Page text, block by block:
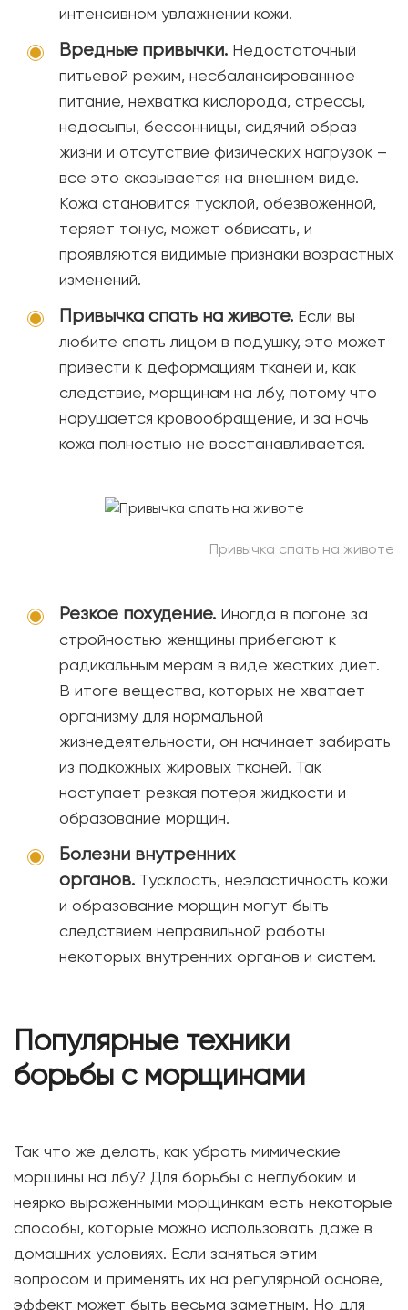
интенсивном увлажнении кожи.
Вредные привычки. Недостаточный
питьевой режим, несбалансированное
питание, нехватка кислорода, стрессы,
недосыпы, бессонницы, сидячий образ
жизни и отсутствие физических нагрузок –
все это сказывается на внешнем виде.
Кожа становится тусклой, обезвоженной,
теряет тонус, может обвисать, и
проявляются видимые признаки возрастных
изменений.
Привычка спать на животе. Если вы
любите спать лицом в подушку, это может
привести к деформациям тканей и, как
следствие, морщинам на лбу, потому что
нарушается кровообращение, и за ночь
кожа полностью не восстанавливается.
Привычка спать на животе
Резкое похудение. Иногда в погоне за
стройностью женщины прибегают к
радикальным мерам в виде жестких диет.
В итоге вещества, которых не хватает
организму для нормальной
жизнедеятельности, он начинает забирать
из подкожных жировых тканей. Так
наступает резкая потеря жидкости и
образование морщин.
Болезни внутренних
органов. Тусклость, неэластичность кожи
и образование морщин могут быть
следствием неправильной работы
некоторых внутренних органов и систем.
Популярные техники
борьбы с морщинами
Так что же делать, как убрать мимические
морщины на лбу? Для борьбы с неглубоким и
неярко выраженными морщинкам есть некоторые
способы, которые можно использовать даже в
домашних условиях. Если заняться этим
вопросом и применять их на регулярной основе,
эффект может быть весьма заметным. Но для